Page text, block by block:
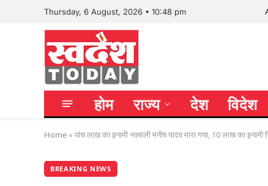
Thursday, 6 August, 2026 • 10:48 pm
होम राज्य देश विदेश
Home » पांच लाख का इनामी नक्सली मनीष यादव मारा गया, 10 लाख का इनामी
BREAKING NEWS